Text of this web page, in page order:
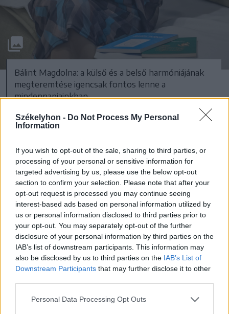
Székelyhon - Do Not Process My Personal
Information
If you wish to opt-out of the sale, sharing to third parties, or
processing of your personal or sensitive information for
targeted advertising by us, please use the below opt-out
section to confirm your selection. Please note that after your
opt-out request is processed you may continue seeing
interest-based ads based on personal information utilized by
us or personal information disclosed to third parties prior to
your opt-out. You may separately opt-out of the further
disclosure of your personal information by third parties on the
IAB’s list of downstream participants. This information may
also be disclosed by us to third parties on the IAB’s List of
Downstream Participants that may further disclose it to other
Personal Data Processing Opt Outs
Bálint Magdolna: a külső és a belső harmóniájának
megteremtése igencsak fontos lenne a
mindennapjainkban
FOTÓ: PINTI ATTILA
során. Még kozmetikus volt, amikor az
első megjelent, egyfajta terápia volt az
írás, ahogy elindult az önismeret útján.
Tanúságtétel – mondja –, és
az volt a szándéka vele,
hogy másoknak is segíteni
tudjon általa.